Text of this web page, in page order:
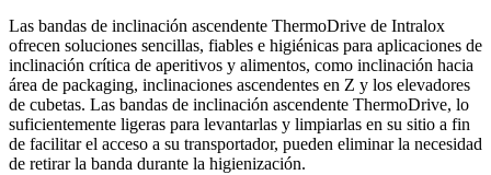
Las bandas de inclinación ascendente ThermoDrive de Intralox
ofrecen soluciones sencillas, fiables e higiénicas para aplicaciones de
inclinación crítica de aperitivos y alimentos, como inclinación hacia
área de packaging, inclinaciones ascendentes en Z y los elevadores
de cubetas. Las bandas de inclinación ascendente ThermoDrive, lo
suficientemente ligeras para levantarlas y limpiarlas en su sitio a fin
de facilitar el acceso a su transportador, pueden eliminar la necesidad
de retirar la banda durante la higienización.